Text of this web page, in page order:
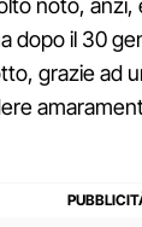
noto, anzi,
dopo il 30
grazie ad